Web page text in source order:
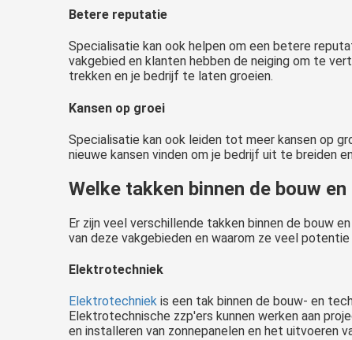
Betere reputatie
Specialisatie kan ook helpen om een betere
vakgebied en klanten hebben de neiging om te
trekken en je bedrijf te laten groeien.
Kansen op groei
Specialisatie kan ook leiden tot meer kansen op
nieuwe kansen vinden om je bedrijf uit te breiden
Welke takken binnen de bouw
Er zijn veel verschillende takken binnen de bouw
van deze vakgebieden en waarom ze veel potentie
Elektrotechniek
Elektrotechniek is een tak binnen de bouw- en
Elektrotechnische zzp'ers kunnen werken aan
en installeren van zonnepanelen en het uitvoeren